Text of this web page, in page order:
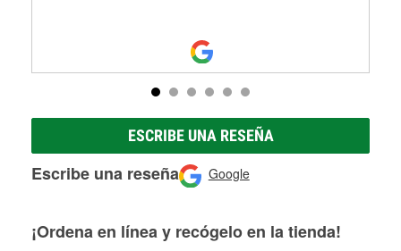
ESCRIBE UNA RESEÑA
Escribe una reseña Google
¡Ordena en línea y recógelo en la tienda!